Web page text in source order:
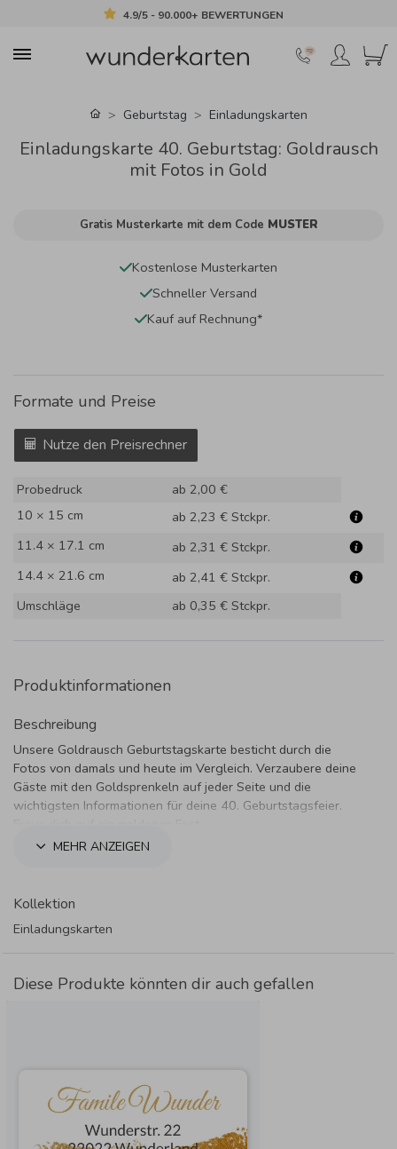
4.9/5 - 90.000+ BEWERTUNGEN
Geburtstag Einladungskarten
Einladungskarte 40. Geburtstag: Goldrausch
mit Fotos in Gold
Gratis Musterkarte mit dem Code MUSTER
Kostenlose Musterkarten
Schneller Versand
Kauf auf Rechnung*
Formate und Preise
Nutze den Preisrechner
Probedruck
ab 2,00 €
10 × 15 cm
ab 2,23 € Stckpr.
11.4 × 17.1 cm
ab 2,31 € Stckpr.
14.4 × 21.6 cm
ab 2,41 € Stckpr.
Umschläge
ab 0,35 € Stckpr.
Produktinformationen
Beschreibung
Unsere Goldrausch Geburtstagskarte besticht durch die
Fotos von damals und heute im Vergleich. Verzaubere deine
Gäste mit den Goldsprenkeln auf jeder Seite und die
wichtigsten Informationen für deine 40. Geburtstagsfeier.
MEHR ANZEIGEN
Kollektion
Einladungskarten
Diese Produkte könnten dir auch gefallen